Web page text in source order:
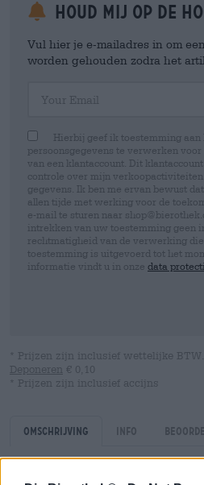
Houd mij op de
Vul hier je e-mailadres in om
worden gehouden zodra het
Hierbij geef ik toestemming
persoonsgegevens te verwerken
van een klantaccount. Dit
controle over mijn
gegevens. Ik ben me ervan bewust
allen tijde met werking voor de
e-mail te sturen naar
intrekken van uw toestemming geen
rechtmatigheid van de verwerking
toestemming is uitgevoerd tot het
informatie vindt u in onze data
* Prijzen zijn inclusief wettelijke
Deponeren € 0,10
* Prijzen zijn inclusief accijns
Omschrijving Info